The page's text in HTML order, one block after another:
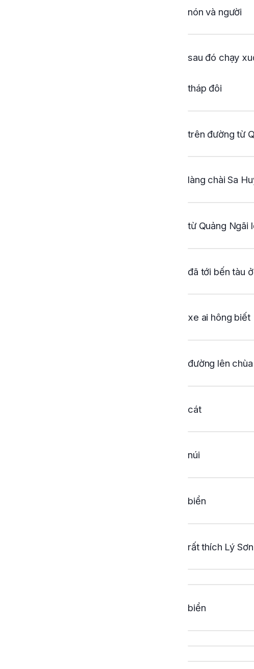
nón và người
sau đó chạy
tháp đôi
trên đường từ
làng chài Sa
từ Quảng Ngãi
đã tới bến tàu
xe ai hông biết
đường lên
cát
núi
biển
rất thích Lý
biển